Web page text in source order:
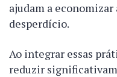
ajudam a
desperdício.
Ao integrar essas
reduzir